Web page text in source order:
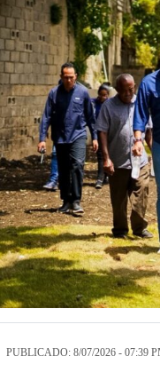
PUBLICADO: 8/07/2026 - 07:39